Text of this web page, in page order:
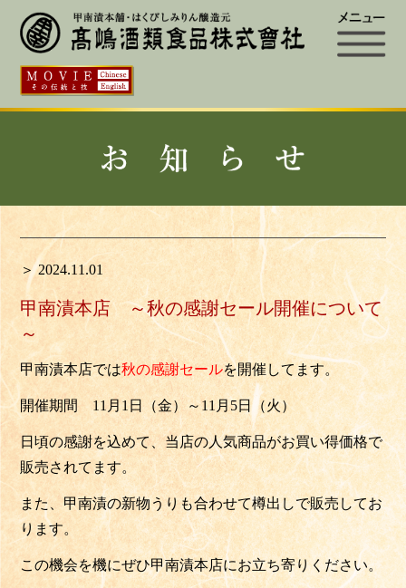
＞ 2024.11.01
甲南漬本店 ～秋の感謝セール開催について
～
甲南漬本店では秋の感謝セールを開催してます。
開催期間 11月1日（金）～11月5日（火）
日頃の感謝を込めて、当店の人気商品がお買い得価格で
販売されてます。
また、甲南漬の新物うりも合わせて樽出しで販売してお
ります。
この機会を機にぜひ甲南漬本店にお立ち寄りください。